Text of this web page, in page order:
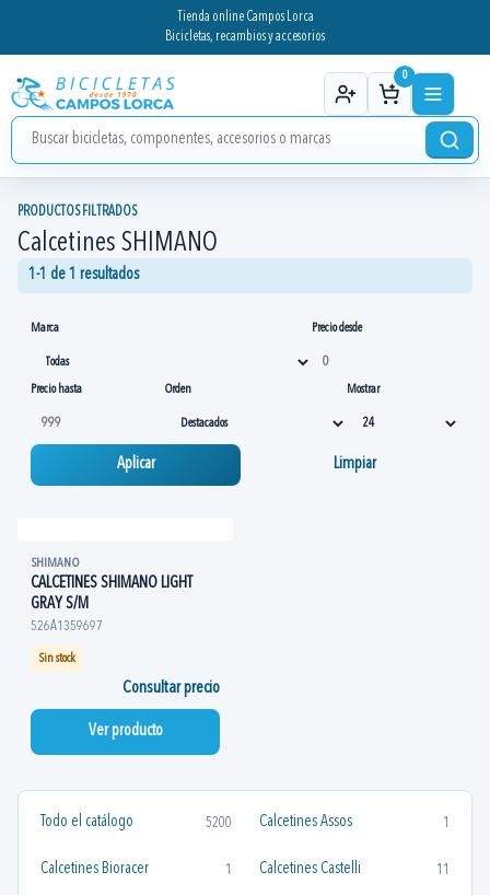
Tienda online Campos Lorca
Bicicletas, recambios y accesorios
0
Todo el catálogo 5200 Calcetines Assos 1
Calcetines Bioracer 1 Calcetines Castelli 11
PRODUCTOS FILTRADOS
Calcetines SHIMANO
1-1 de 1 resultados
Marca Precio desde
Precio hasta Orden Mostrar
Aplicar Limpiar
SHIMANO
CALCETINES SHIMANO LIGHT
GRAY S/M
526A1359697
Sin stock
Consultar precio
Ver producto